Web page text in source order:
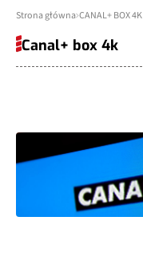
Strona główna CANAL+ BOX 4K
Canal+ box 4k